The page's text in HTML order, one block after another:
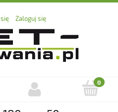
Zaloguj się